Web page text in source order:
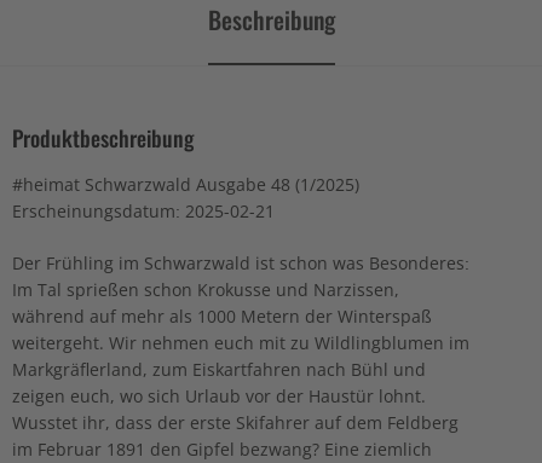
Beschreibung
Produktbeschreibung
#heimat Schwarzwald Ausgabe 48 (1/2025)
Erscheinungsdatum: 2025-02-21
Der Frühling im Schwarzwald ist schon was Besonderes:
Im Tal sprießen schon Krokusse und Narzissen,
während auf mehr als 1000 Metern der Winterspaß
weitergeht. Wir nehmen euch mit zu Wildlingblumen im
Markgräflerland, zum Eiskartfahren nach Bühl und
zeigen euch, wo sich Urlaub vor der Haustür lohnt.
Wusstet ihr, dass der erste Skifahrer auf dem Feldberg
im Februar 1891 den Gipfel bezwang? Eine ziemlich